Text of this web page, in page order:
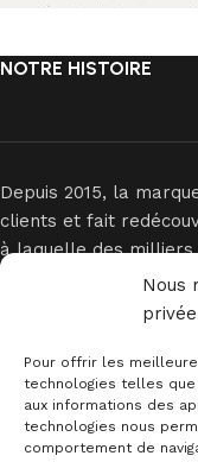
Nous
Pour offrir les
technologies telles
aux informations des
technologies nous
comportement de
NOTRE HISTOIRE
Depuis 2015, la
clients et fait
à laquelle des
INFORMATIONS